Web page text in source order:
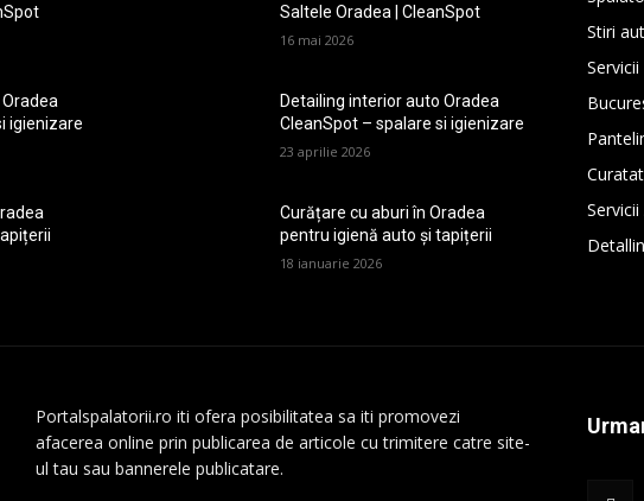
igienizare
Saltele Oradea | CleanSpot
16 mai 2026
Detailing interior auto Oradea
CleanSpot – spalare si igienizare
23 aprilie 2026
Curățare cu aburi în Oradea
pentru igienă auto și tapițerii
18 ianuarie 2026
Stiri
Portalspalatorii.ro iti ofera posibilitatea sa iti promovezi
afacerea online prin publicarea de articole cu trimitere catre site-
ul tau sau bannerele publicatare.